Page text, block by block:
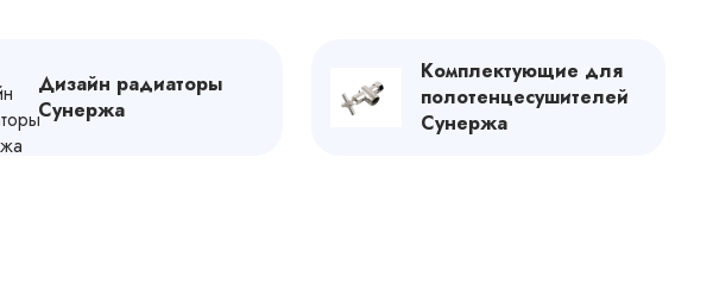
Дизайн радиаторы
Сунержа
Комплектующие для
полотенцесушителей
Сунержа